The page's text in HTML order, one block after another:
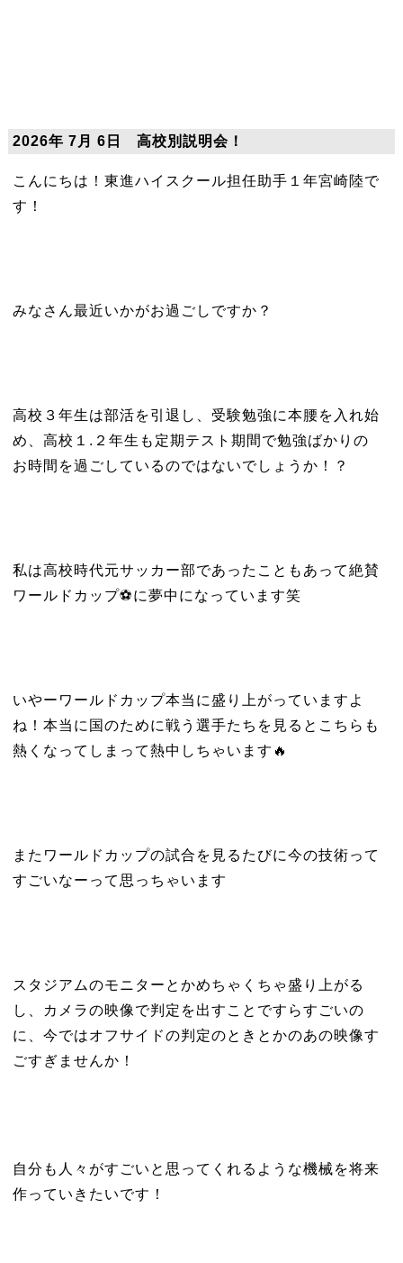
2026年 7月 6日 高校別説明会！
こんにちは！東進ハイスクール担任助手１年宮崎陸で
す！
みなさん最近いかがお過ごしですか？
高校３年生は部活を引退し、受験勉強に本腰を入れ始
め、高校１.２年生も定期テスト期間で勉強ばかりの
お時間を過ごしているのではないでしょうか！？
私は高校時代元サッカー部であったこともあって絶賛
ワールドカップ⚽に夢中になっています笑
いやーワールドカップ本当に盛り上がっていますよ
ね！本当に国のために戦う選手たちを見るとこちらも
熱くなってしまって熱中しちゃいます🔥
またワールドカップの試合を見るたびに今の技術って
すごいなーって思っちゃいます
スタジアムのモニターとかめちゃくちゃ盛り上がる
し、カメラの映像で判定を出すことですらすごいの
に、今ではオフサイドの判定のときとかのあの映像す
ごすぎませんか！
自分も人々がすごいと思ってくれるような機械を将来
作っていきたいです！